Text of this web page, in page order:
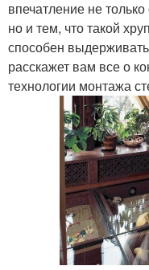
впечатление не
но и тем, что такой
способен
расскажет вам все о
технологии монтажа